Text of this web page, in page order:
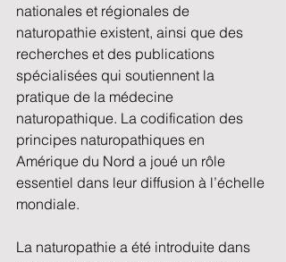
nationales et régionales de
naturopathie existent, ainsi que des
recherches et des publications
spécialisées qui soutiennent la
pratique de la médecine
naturopathique. La codification des
principes naturopathiques en
Amérique du Nord a joué un rôle
essentiel dans leur diffusion à l’échelle
mondiale.
La naturopathie a été introduite dans